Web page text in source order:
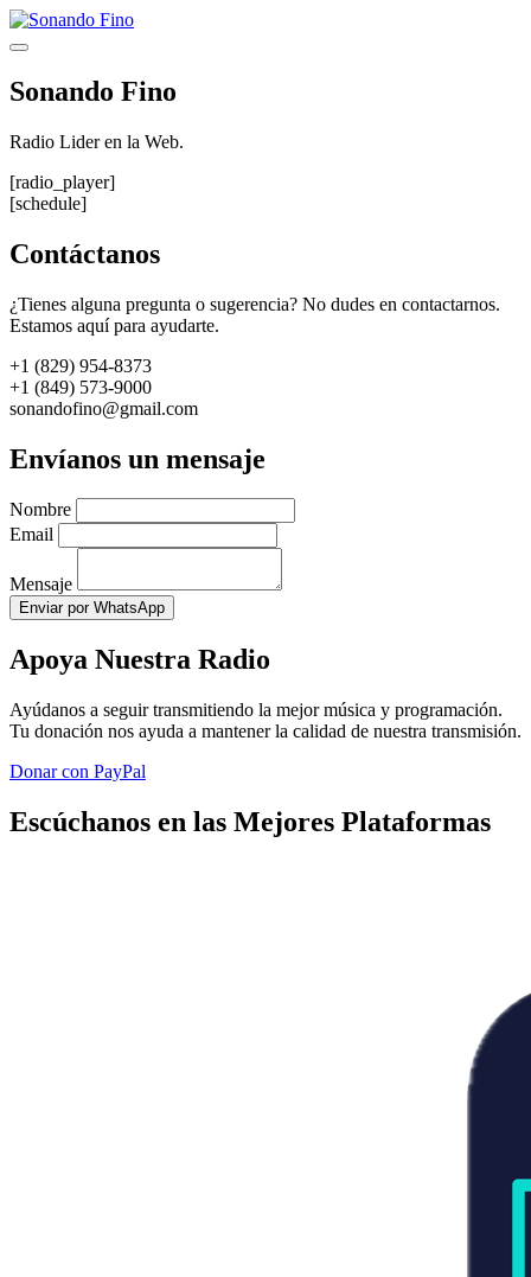
Saltar
al
Menú
Sonando Fino
Radio Lider en la Web.
[radio_player]
[schedule]
Contáctanos
¿Tienes alguna pregunta o sugerencia? No dudes en contactarnos.
Estamos aquí para ayudarte.
+1 (829) 954-8373
+1 (849) 573-9000
sonandofino@gmail.com
Envíanos un mensaje
Nombre
Email
Mensaje
Enviar por WhatsApp
Apoya Nuestra Radio
Ayúdanos a seguir transmitiendo la mejor música y programación.
Tu donación nos ayuda a mantener la calidad de nuestra transmisión.
Donar con PayPal
Escúchanos en las Mejores Plataformas